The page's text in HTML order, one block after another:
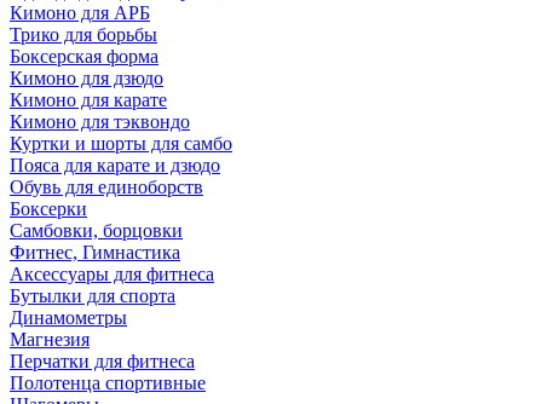
Кимоно для АРБ
Трико для борьбы
Боксерская форма
Кимоно для дзюдо
Кимоно для карате
Кимоно для тэквондо
Куртки и шорты для самбо
Пояса для карате и дзюдо
Обувь для единоборств
Боксерки
Самбовки, борцовки
Фитнес, Гимнастика
Аксессуары для фитнеса
Бутылки для спорта
Динамометры
Магнезия
Перчатки для фитнеса
Полотенца спортивные